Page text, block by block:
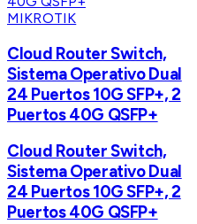
MIKROTIK
Cloud Router Switch,
Sistema Operativo Dual
24 Puertos 10G SFP+, 2
Puertos 40G QSFP+
Cloud Router Switch,
Sistema Operativo Dual
24 Puertos 10G SFP+, 2
Puertos 40G QSFP+